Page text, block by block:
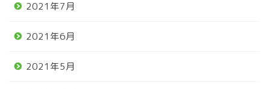
2021年7月
2021年6月
2021年5月